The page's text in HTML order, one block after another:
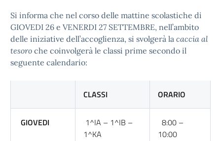
Si informa che nel corso delle mattine scolastiche di
GIOVEDI 26 e VENERDI 27 SETTEMBRE, nell’ambito
delle iniziative dell’accoglienza, si svolgerà la caccia al
tesoro che coinvolgerà le classi prime secondo il
seguente calendario:
CLASSI ORARIO
GIOVEDI
1^IA – 1^IB –
1^KA
8:00 –
10:00